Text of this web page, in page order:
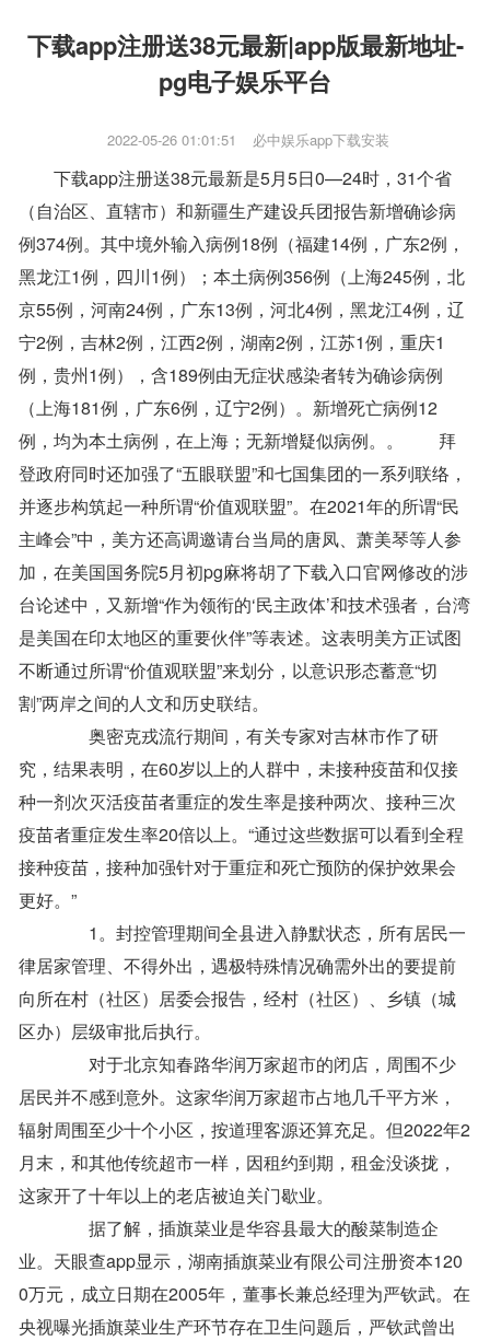
下载app注册送38元最新|app版最新地址-
pg电子娱乐平台
2022-05-26 01:01:51 必中娱乐app下载安装
下载app注册送38元最新是5月5日0—24时， 31个省
（自治区、直辖市）和新疆生产建设兵团报告新增确诊病
例374例。其中境外输入病例18例（福建14例，广东2例，
黑龙江1例，四川1例）；本土病例356例（上海245例，北
京55例，河南24例，广东13例，河北4例，黑龙江4例，辽
宁2例，吉林2例，江西2例，湖南2例，江苏1例，重庆1
例，贵州1例），含189例由无症状感染者转为确诊病例
（上海181例，广东6例，辽宁2例）。新增死亡病例12
例，均为本土病例，在上海；无新增疑似病例。。 拜
登政府同时还加强了“五眼联盟”和七国集团的一系列联络，
并逐步构筑起一种所谓“价值观联盟”。在2021年的所谓“民
主峰会”中，美方还高调邀请台当局的唐凤、萧美琴等人参
加，在美国国务院5月初pg麻将胡了下载入口官网修改的涉
台论述中，又新增“作为领衔的‘民主政体’和技术强者，台湾
是美国在印太地区的重要伙伴”等表述。这表明美方正试图
不断通过所谓“价值观联盟”来划分，以意识形态蓄意“切
割”两岸之间的人文和历史联结。
奥密克戎流行期间，有关专家对吉林市作了研
究，结果表明，在60岁以上的人群中，未接种疫苗和仅接
种一剂次灭活疫苗者重症的发生率是接种两次、接种三次
疫苗者重症发生率20倍以上。“通过这些数据可以看到全程
接种疫苗，接种加强针对于重症和死亡预防的保护效果会
更好。”
1。封控管理期间全县进入静默状态，所有居民一
律居家管理、不得外出，遇极特殊情况确需外出的要提前
向所在村（社区）居委会报告，经村（社区）、乡镇（城
区办）层级审批后执行。
对于北京知春路华润万家超市的闭店，周围不少
居民并不感到意外。这家华润万家超市占地几千平方米，
辐射周围至少十个小区，按道理客源还算充足。但2022年2
月末，和其他传统超市一样，因租约到期，租金没谈拢，
这家开了十年以上的老店被迫关门歇业。
据了解，插旗菜业是华容县最大的酸菜制造企
业。天眼查app显示，湖南插旗菜业有限公司注册资本120
0万元，成立日期在2005年，董事长兼总经理为严钦武。在
央视曝光插旗菜业生产环节存在卫生问题后，严钦武曾出